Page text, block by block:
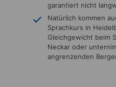
garantiert nicht
Natürlich kommen
Sprachkurs in
Gleichgewicht beim
Neckar oder
angrenzenden